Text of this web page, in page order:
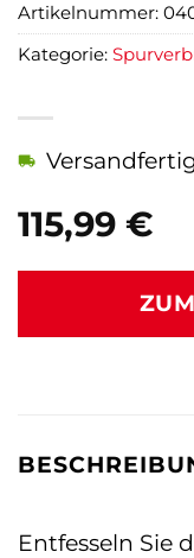
115,99 €
Artikelnummer:
Kategorie:
Entfesseln Sie